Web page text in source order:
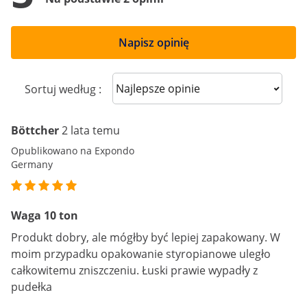
Napisz opinię
Sortuj według : Sort reviews
Böttcher2 lata temu
Opublikowano na Expondo
Germany
Waga 10 ton
Produkt dobry, ale mógłby być lepiej zapakowany. W
moim przypadku opakowanie styropianowe uległo
całkowitemu zniszczeniu. Łuski prawie wypadły z
pudełka